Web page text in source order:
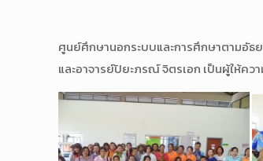
ศูนย์ศึกษานอกระบบและการศึกษาตามอัธ
และอาจารย์ปิยะภรณ์ จิตรเอก เป็นผู้ให้คว